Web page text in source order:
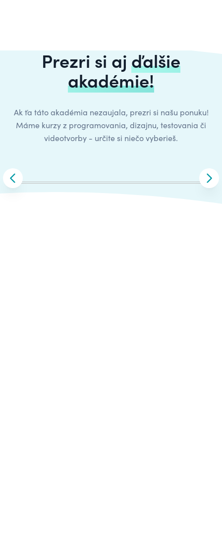
Prezri si ajďalšie
akadémie!
Ak ťa táto akadémia nezaujala, prezri si našu ponuku!
Máme kurzy z programovania, dizajnu, testovania či
videotvorby - určite si niečo vyberieš.
Carousel
Skip to previous slide